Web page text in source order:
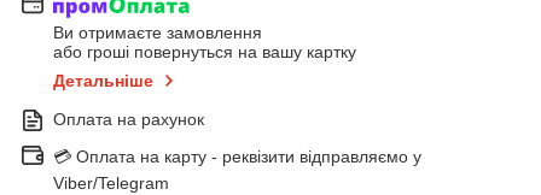
Ви отримаєте замовлення
або гроші повернуться на вашу картку
Детальніше
Оплата на рахунок
💳 Оплата на карту - реквізити відправляємо у
Viber/Telegram